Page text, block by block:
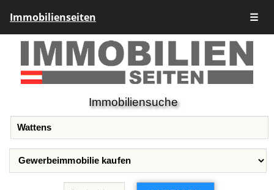
Immobilienseiten ☰
Immobiliensuche